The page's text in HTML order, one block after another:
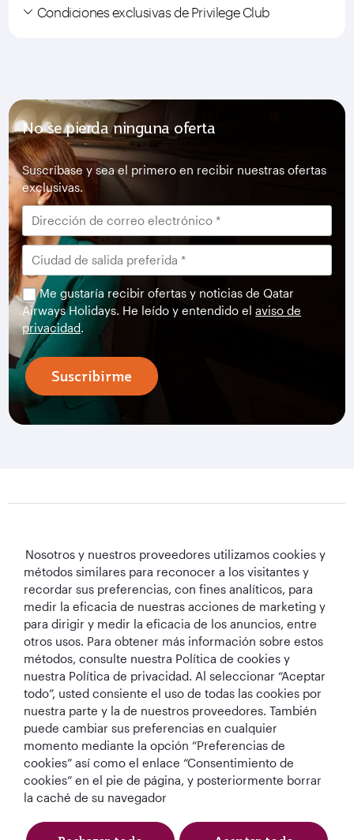
Condiciones exclusivas de Privilege Club
No se pierda ninguna oferta
Suscríbase y sea el primero en recibir nuestras ofertas
exclusivas.
Me gustaría recibir ofertas y noticias de Qatar
Airways Holidays. He leído y entendido elaviso de
privacidad.
Suscribirme
Qatar Airways
Mantengámonos en contacto
Mejor Aerolínea
de Oriente Medio
Mejor Aerolínea
del Mundo
Mejor Clase
Business del
mundo
mejor sala VIP
Business del
mundo
Nosotros y nuestros proveedores utilizamos cookies y
métodos similares para reconocer a los visitantes y
recordar sus preferencias, con fines analíticos, para
medir la eficacia de nuestras acciones de marketing y
para dirigir y medir la eficacia de los anuncios, entre
otros usos. Para obtener más información sobre estos
métodos, consulte nuestra Política de cookies y
nuestra Política de privacidad. Al seleccionar “Aceptar
todo”, usted consiente el uso de todas las cookies por
nuestra parte y la de nuestros proveedores. También
puede cambiar sus preferencias en cualquier
momento mediante la opción “Preferencias de
cookies” así como el enlace “Consentimiento de
cookies” en el pie de página, y posteriormente borrar
la caché de su navegador